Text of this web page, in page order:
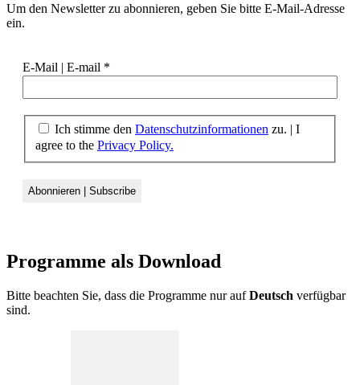
Um den Newsletter zu abonnieren, geben Sie bitte E-Mail-Adresse
ein.
E-Mail | E-mail *
Ich stimme den Datenschutzinformationen zu. | I
agree to the Privacy Policy.
Programme als Download
Bitte beachten Sie, dass die Programme nur aufDeutsch verfügbar
sind.